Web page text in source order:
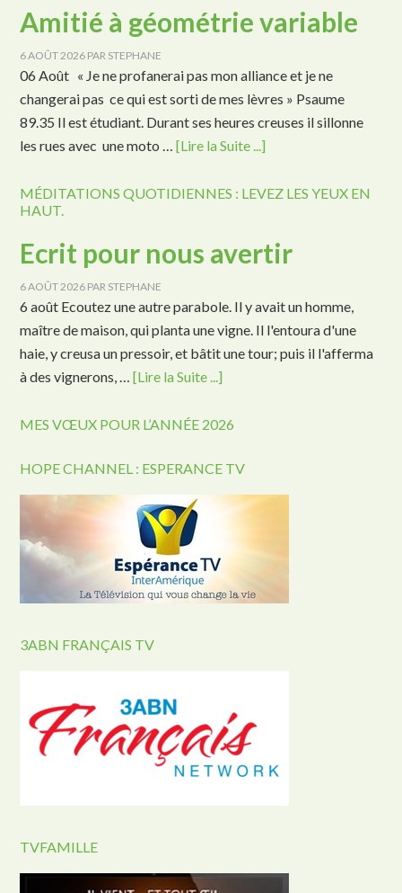
Amitié à géométrie variable
6 AOÛT 2026 PAR STEPHANE
06 Août « Je ne profanerai pas mon alliance et je ne
changerai pas ce qui est sorti de mes lèvres » Psaume
89.35 Il est étudiant. Durant ses heures creuses il sillonne
les rues avec une moto …[Lire la Suite ...]
MÉDITATIONS QUOTIDIENNES : LEVEZ LES YEUX EN
HAUT.
Ecrit pour nous avertir
6 AOÛT 2026 PAR STEPHANE
6 août Ecoutez une autre parabole. Il y avait un homme,
maître de maison, qui planta une vigne. Il l'entoura d'une
haie, y creusa un pressoir, et bâtit une tour; puis il l'afferma
à des vignerons, …[Lire la Suite ...]
MES VŒUX POUR L’ANNÉE 2026
HOPE CHANNEL : ESPERANCE TV
3ABN FRANÇAIS TV
TVFAMILLE